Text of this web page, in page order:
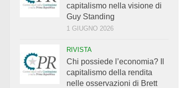
capitalismo nella visione di
Guy Standing
1 GIUGNO 2026
RIVISTA
Chi possiede l’economia? Il
capitalismo della rendita
nelle osservazioni di Brett